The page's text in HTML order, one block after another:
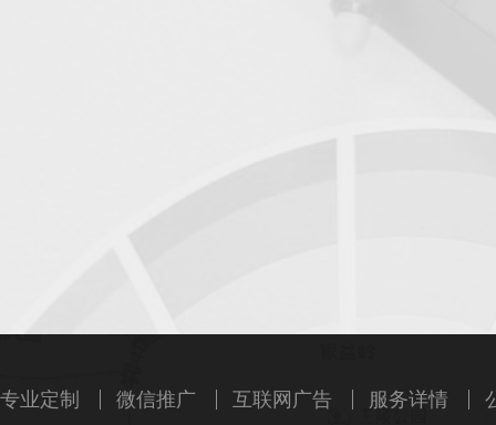
专业定制 微信推广 互联网广告 服务详情